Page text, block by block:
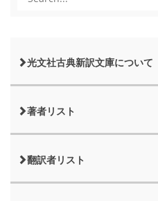
光文社古典新訳文庫について
著者リスト
翻訳者リスト